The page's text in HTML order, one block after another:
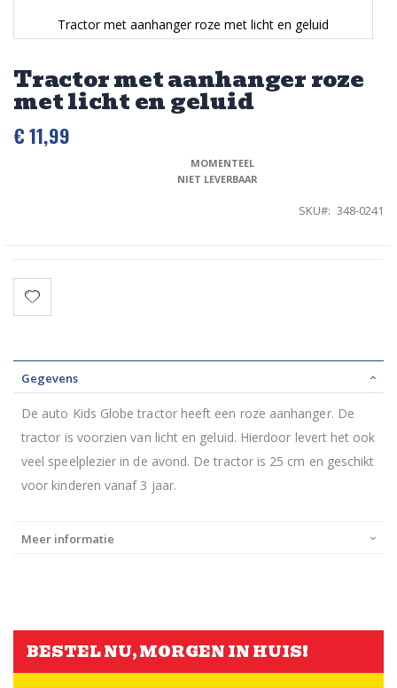
Tractor met aanhanger roze
met licht en geluid
€ 11,99
MOMENTEEL
NIET LEVERBAAR
SKU 348-0241
Tractor met aanhanger roze met licht en geluid
het
begin
van
de
afbeeldingen-
Gegevens
De auto Kids Globe tractor heeft een roze aanhanger. De
tractor is voorzien van licht en geluid. Hierdoor levert het ook
veel speelplezier in de avond. De tractor is 25 cm en geschikt
voor kinderen vanaf 3 jaar.
Meer informatie
BESTEL NU, MORGEN IN HUIS!